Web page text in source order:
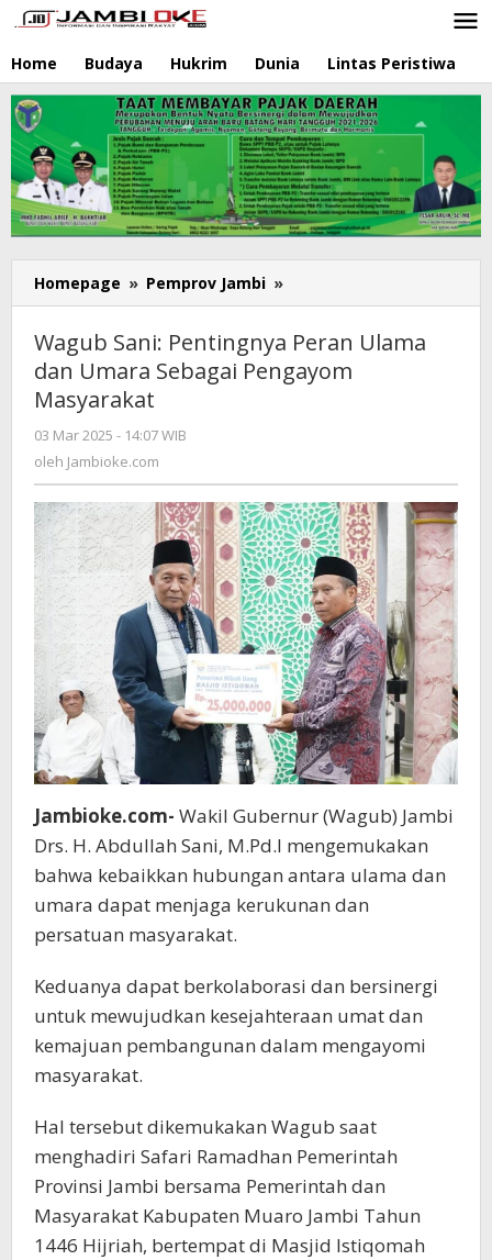
Lewati
ke
konten
Home Budaya Hukrim Dunia Lintas Peristiwa
Homepage » Pemprov Jambi »
Sani:
Peran
Ulama
Masyarakat
Wagub Sani: Pentingnya Peran Ulama
dan Umara Sebagai Pengayom
Masyarakat
03 Mar 2025 - 14:07 WIB
oleh Jambioke.com
Jambioke.com- Wakil Gubernur (Wagub) Jambi
Drs. H. Abdullah Sani, M.Pd.I mengemukakan
bahwa kebaikkan hubungan antara ulama dan
umara dapat menjaga kerukunan dan
persatuan masyarakat.
Keduanya dapat berkolaborasi dan bersinergi
untuk mewujudkan kesejahteraan umat dan
kemajuan pembangunan dalam mengayomi
masyarakat.
Hal tersebut dikemukakan Wagub saat
menghadiri Safari Ramadhan Pemerintah
Provinsi Jambi bersama Pemerintah dan
Masyarakat Kabupaten Muaro Jambi Tahun
1446 Hijriah, bertempat di Masjid Istiqomah